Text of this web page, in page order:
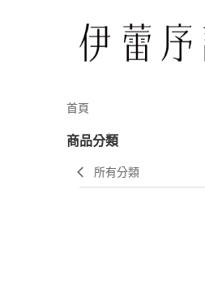
首頁
商品分類
所有分類